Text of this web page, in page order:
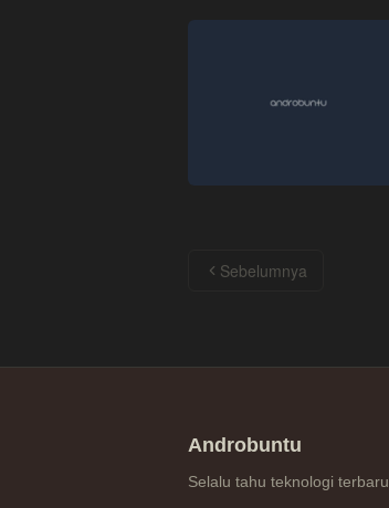
Sebelumnya
Androbuntu
Selalu tahu teknologi terbaru.